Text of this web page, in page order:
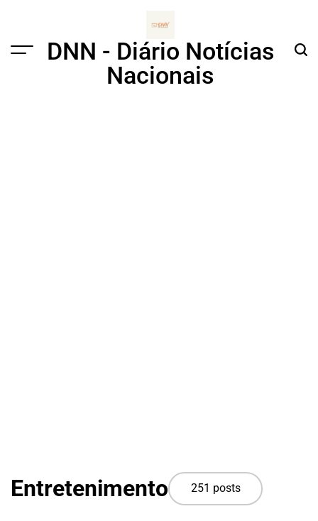
Menu
DNN - Diário Notícias
Nacionais
Entretenimento 251 posts